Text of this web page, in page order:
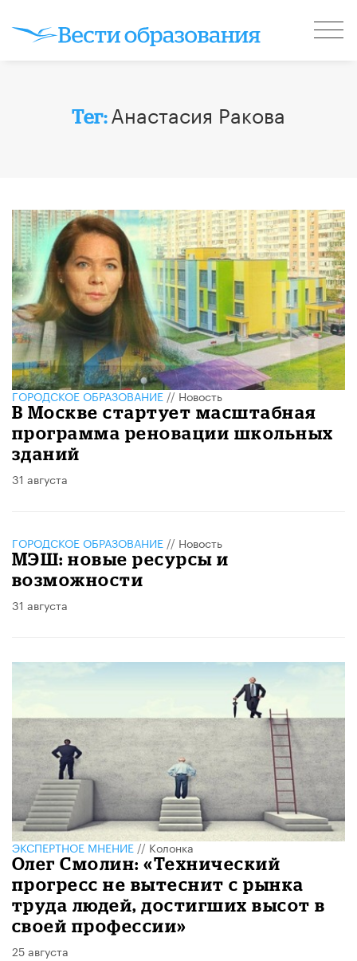
Тег: Анастасия Ракова
ГОРОДСКОЕ ОБРАЗОВАНИЕ//Новость
В Москве стартует масштабная
программа реновации школьных
зданий
31 августа
ГОРОДСКОЕ ОБРАЗОВАНИЕ // Новость
МЭШ: новые ресурсы и
возможности
31 августа
ЭКСПЕРТНОЕ МНЕНИЕ//Колонка
Олег Смолин: «Технический
прогресс не вытеснит с рынка
труда людей, достигших высот в
своей профессии»
25 августа